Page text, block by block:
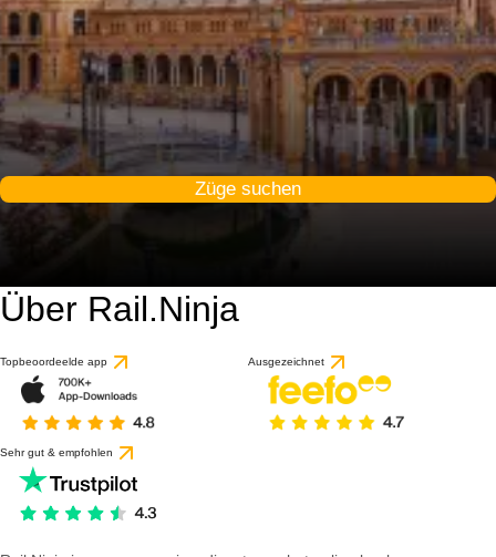
Züge suchen
Über Rail.Ninja
Topbeoordeelde app Ausgezeichnet
Sehr gut & empfohlen
basierend auf 53